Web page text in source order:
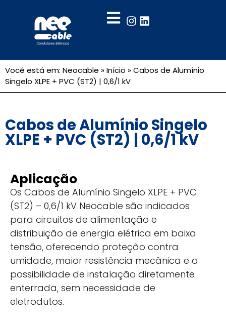
Você está em: Neocable »Início »Cabos de Alumínio
Singelo XLPE + PVC (ST2) | 0,6/1 kV
Cabos de Alumínio Singelo
XLPE + PVC (ST2) | 0,6/1 kV
Aplicação
Os Cabos de Alumínio Singelo XLPE + PVC
(ST2) – 0,6/1 kV Neocable são indicados
para circuitos de alimentação e
distribuição de energia elétrica em baixa
tensão, oferecendo proteção contra
umidade, maior resistência mecânica e a
possibilidade de instalação diretamente
enterrada, sem necessidade de
eletrodutos.